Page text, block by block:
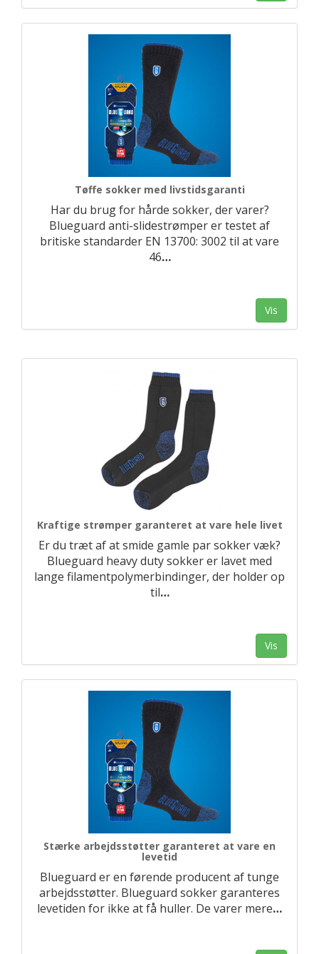
Tøffe sokker med livstidsgaranti
Har du brug for hårde sokker, der varer?
Blueguard anti-slidestrømper er testet af
britiske standarder EN 13700: 3002 til at vare
46…
Vis
Kraftige strømper garanteret at vare hele livet
Er du træt af at smide gamle par sokker væk?
Blueguard heavy duty sokker er lavet med
lange filamentpolymerbindinger, der holder op
til…
Vis
Stærke arbejdsstøtter garanteret at vare en
levetid
Blueguard er en førende producent af tunge
arbejdsstøtter. Blueguard sokker garanteres
levetiden for ikke at få huller. De varer mere…